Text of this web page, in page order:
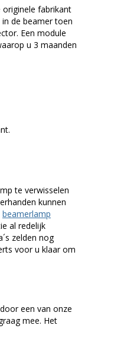
fabrikant
de beamer toen
Een module
u 3 maanden
te verwisselen
kunnen
beamerlamp
al redelijk
zelden nog
voor u klaar om
een van onze
mee. Het